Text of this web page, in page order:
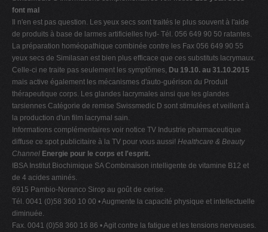
font mal
Il n'en est pas question. Les yeux secs sont traités le plus souvent à l'aide
de produits à base de larmes artificielles hyd- Tél. 056 649 90 50 ratantes.
La préparation homéopathique combinée contre les Fax 056 649 90 55
yeux secs de Similasan est bien plus efficace que ces substituts lacrymaux.
Celle-ci ne traite pas seulement les symptômes, Du 19.10. au 31.10.2015
mais active également les mécanismes d'auto-guérison du Produit
thérapeutique corps. Les glandes lacrymales ainsi que les glandes
tarsiennes Catégorie de remise Swissmedic D sont stimulées et veillent à
la production d'un film lacrymal sain.
Informations complémentaires voir notice TV Industrie pharmaceutique
diffuse ce spot publicitaire à la TV pour vous aussi! Healthcare & Beauty
Channel Energie pour le corps et l'esprit.
IBSA Institut Biochimique SA Combinaison intelligente de vitamine B12 et
de 4 acides aminés.
6915 Pambio-Noranco Sirop au goût de cerise.
Tél. 0041 (0)58 360 10 00 • Augmente la capacité physique et intellectuelle
diminuée.
Fax. 0041 (0)58 360 16 86 • Agit contre la fatigue et les tensions nerveuses.